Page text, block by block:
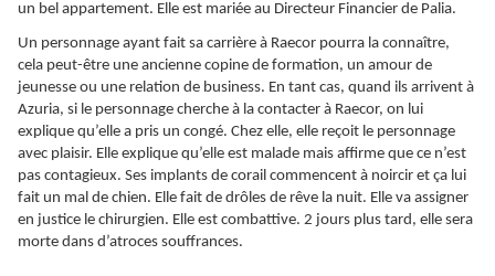
un bel appartement. Elle est mariée au Directeur Financier de Palia.
Un personnage ayant fait sa carrière à Raecor pourra la connaître,
cela peut-être une ancienne copine de formation, un amour de
jeunesse ou une relation de business. En tant cas, quand ils arrivent à
Azuria, si le personnage cherche à la contacter à Raecor, on lui
explique qu’elle a pris un congé. Chez elle, elle reçoit le personnage
avec plaisir. Elle explique qu’elle est malade mais affirme que ce n’est
pas contagieux. Ses implants de corail commencent à noircir et ça lui
fait un mal de chien. Elle fait de drôles de rêve la nuit. Elle va assigner
en justice le chirurgien. Elle est combattive. 2 jours plus tard, elle sera
morte dans d’atroces souffrances.